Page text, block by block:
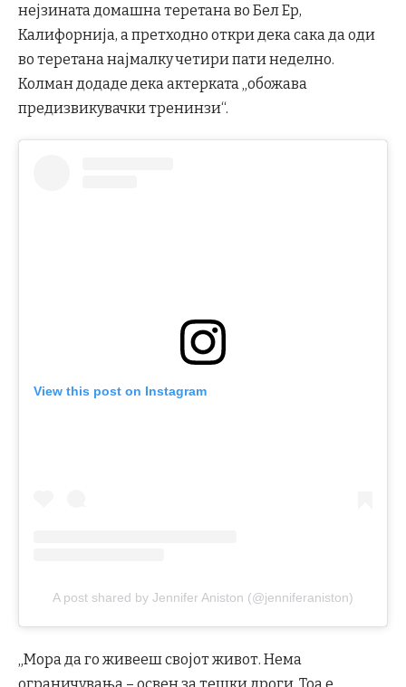
нејзината домашна теретана во Бел Ер,
Калифорнија, а претходно откри дека сака да оди
во теретана најмалку четири пати неделно.
Колман додаде дека актерката „обожава
предизвикувачки тренинзи“.
View this post on Instagram
A post shared by Jennifer Aniston (@jenniferaniston)
„Мора да го живееш својот живот. Нема
ограничувања – освен за тешки дроги. Тоа е